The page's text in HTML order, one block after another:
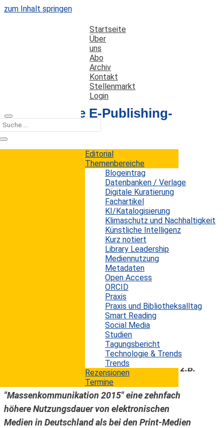
zum Inhalt springen
Startseite
Über
uns
Abo
Archiv
Kontakt
Stellenmarkt
Login
Editorial
Themenbereiche
Blogeintrag
Datenbanken / Verlage
Digitale Kuratierung
Fachartikel
KI/Katalogisierung
Klimaschutz und Nachhaltigkeit
Künstliche Intelligenz
Kurz notiert
Library Leadership
Mediennutzung
Metadaten
Open Access
ORCID
Praxis
Praxis und Bibliotheksalltag
Smart Reading
Social Media
Studien
Tagungsbericht
Technologie & Trends
Trends
Rezensionen
Termine
Der deutsche E-Publishing-
Markt
Datum: 2. Dezember 2015
Autor: Erwin König
Das Wirtschaftsprüfungsunternehmen
PricewaterhouseCoopers (PwC) zeigt in der
neusten Ausgabe des "Media Trend Outlook" die
wichtigsten Trends des deutschen E-Publishing-
Markts auf. Verlage haben in den letzten Jahren
teilweise schmerzhaft erfahren müssen, dass die
Digitalisierung der Medien ihre bestehenden
Geschäftsmodelle grundsätzlich in Frage gestellt
hat. Sehr spät wurde die digitale Transformation
der eigenen Produkte und der Geschäftsmodelle
vorangetrieben. Schließlich hat sich der
Medienkonsum der Leser deutlich hin zu den
elektronischen Medien verschoben. So weist z.B.
die ARD/ZDF Langzeituntersuchung
"Massenkommunikation 2015" eine zehnfach
höhere Nutzungsdauer von elektronischen
Medien in Deutschland als bei den Print-Medien